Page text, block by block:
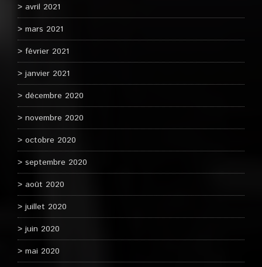
avril 2021
mars 2021
février 2021
janvier 2021
décembre 2020
novembre 2020
octobre 2020
septembre 2020
août 2020
juillet 2020
juin 2020
mai 2020